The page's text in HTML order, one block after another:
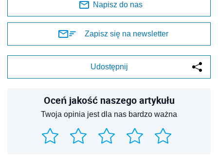
Napisz do nas
Zapisz się na newsletter
Udostępnij
Oceń jakość naszego artykułu
Twoja opinia jest dla nas bardzo ważna